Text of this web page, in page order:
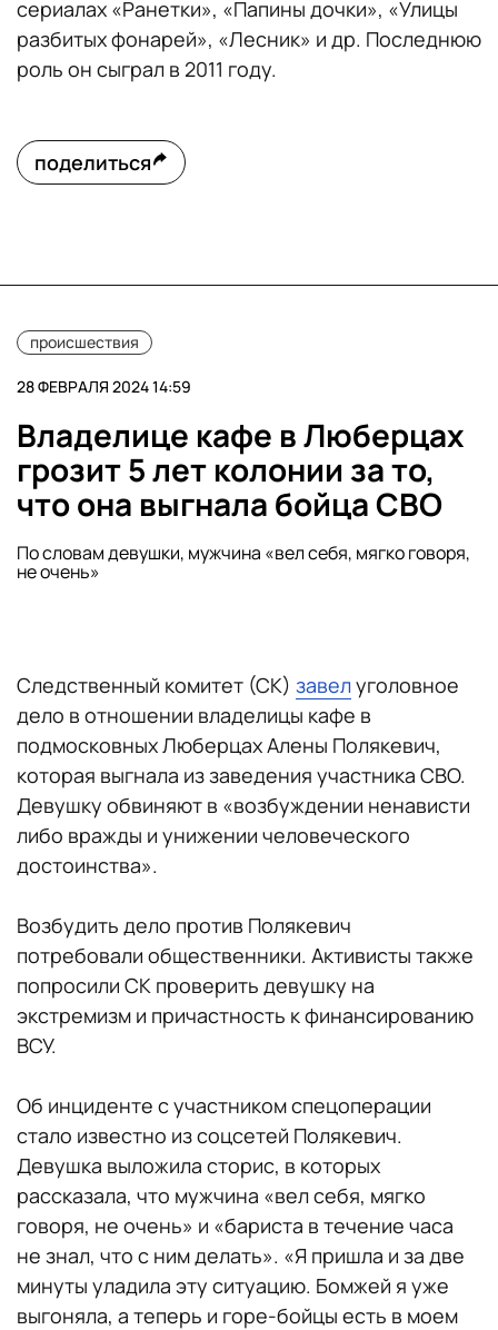
сериалах «Ранетки», «Папины дочки», «Улицы
разбитых фонарей», «Лесник» и др. Последнюю
роль он сыграл в 2011 году.
поделиться
происшествия
28 ФЕВРАЛЯ 2024 14:59
Владелице кафе в Люберцах
грозит 5 лет колонии за то,
что она выгнала бойца СВО
По словам девушки, мужчина «вел себя, мягко говоря,
не очень»
Следственный комитет (СК) завелуголовное
дело в отношении владелицы кафе в
подмосковных Люберцах Алены Полякевич,
которая выгнала из заведения участника СВО.
Девушку обвиняют в «возбуждении ненависти
либо вражды и унижении человеческого
достоинства».
Возбудить дело против Полякевич
потребовали общественники. Активисты также
попросили СК проверить девушку на
экстремизм и причастность к финансированию
ВСУ.
Об инциденте с участником спецоперации
стало известно из соцсетей Полякевич.
Девушка выложила сторис, в которых
рассказала, что мужчина «вел себя, мягко
говоря, не очень» и «бариста в течение часа
не знал, что с ним делать». «Я пришла и за две
минуты уладила эту ситуацию. Бомжей я уже
выгоняла, а теперь и горе-бойцы есть в моем